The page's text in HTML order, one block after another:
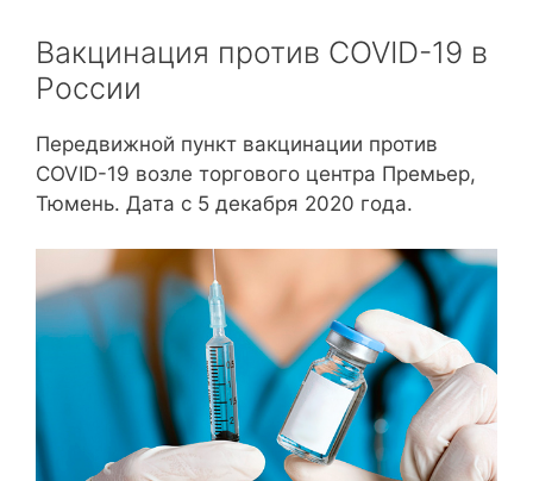
Вакцинация против COVID-19 в
России
Передвижной пункт вакцинации против
COVID-19 возле торгового центра Премьер,
Тюмень. Дата с 5 декабря 2020 года.